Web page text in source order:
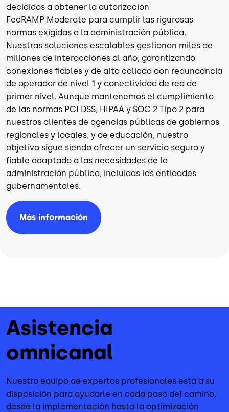
decididos a obtener la autorización
FedRAMP Moderate para cumplir las rigurosas
normas exigidas a la administración pública.
Nuestras soluciones escalables gestionan miles de
millones de interacciones al año, garantizando
conexiones fiables y de alta calidad con redundancia
de operador de nivel 1 y conectividad de red de
primer nivel. Aunque mantenemos el cumplimiento
de las normas PCI DSS, HIPAA y SOC 2 Tipo 2 para
nuestros clientes de agencias públicas de gobiernos
regionales y locales, y de educación, nuestro
objetivo sigue siendo ofrecer un servicio seguro y
fiable adaptado a las necesidades de la
administración pública, incluidas las entidades
gubernamentales.
Más información
Asistencia
omnicanal
Nuestro equipo de expertos profesionales está a su
disposición para ayudarle en cada paso del camino,
desde la implementación hasta la optimización